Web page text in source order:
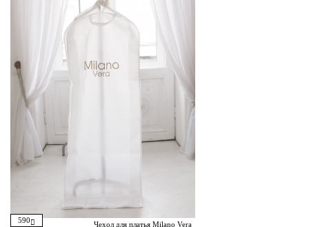
590 Чехол для платья Milano Vera